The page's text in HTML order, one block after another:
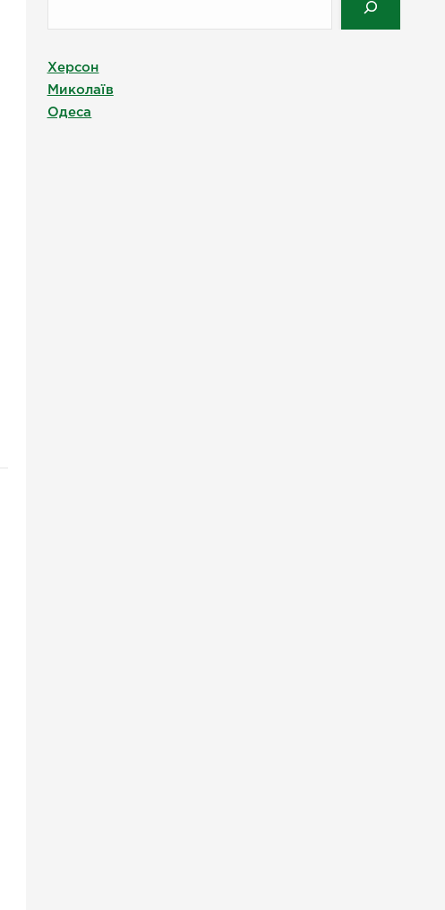
Херсон
Миколаїв
Одеса